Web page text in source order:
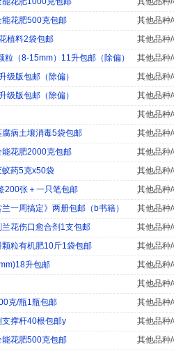
花肥500克包邮
其他品种
植料2袋包邮
其他品种
（8-15mm）11升包邮（除偏）
其他品种
级版包邮（除偏）
其他品种
级版包邮（除偏）
其他品种
其他品种
病土壤消毒5袋包邮
其他品种
花肥2000克包邮
其他品种
药5克x50袋
其他品种
200张＋一只笔包邮
其他品种
一周搞定》两册包邮（b书籍）
其他品种
花伤口愈合剂1支包邮
其他品种
颗粒有机肥10斤1袋包邮
其他品种
升包邮
其他品种
其他品种
克/瓶1瓶包邮
其他品种
撑杆40根包邮y
其他品种
花肥500克包邮
其他品种